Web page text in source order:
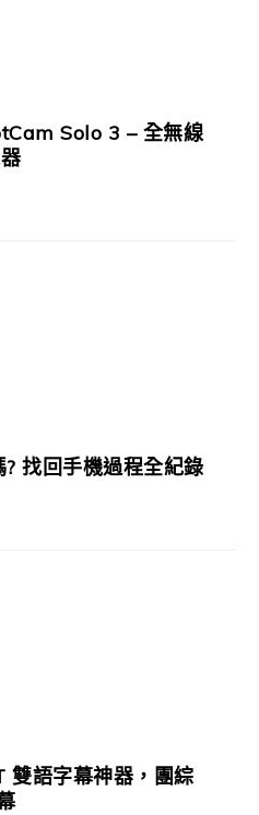
Solo 3 – 全無線
找回手機過程全紀錄
雙語字幕神器，團綜